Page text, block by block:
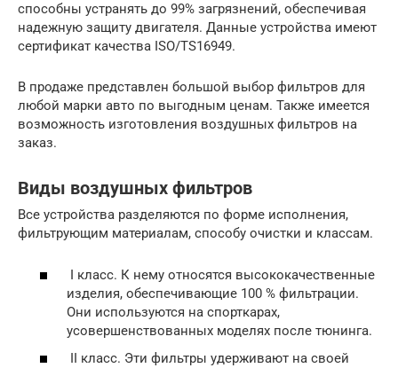
способны устранять до 99% загрязнений, обеспечивая
надежную защиту двигателя. Данные устройства имеют
сертификат качества ISO/TS16949.
В продаже представлен большой выбор фильтров для
любой марки авто по выгодным ценам. Также имеется
возможность изготовления воздушных фильтров на
заказ.
Виды воздушных фильтров
Все устройства разделяются по форме исполнения,
фильтрующим материалам, способу очистки и классам.
I класс. К нему относятся высококачественные
изделия, обеспечивающие 100 % фильтрации.
Они используются на спорткарах,
усовершенствованных моделях после тюнинга.
II класс. Эти фильтры удерживают на своей